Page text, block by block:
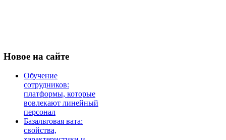
Новое на сайте
Обучение
сотрудников:
платформы, которые
вовлекают линейный
персонал
Базальтовая вата:
свойства,